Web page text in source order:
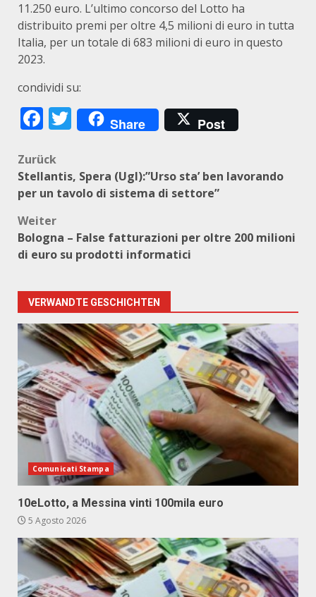
11.250 euro. L’ultimo concorso del Lotto ha
distribuito premi per oltre 4,5 milioni di euro in tutta
Italia, per un totale di 683 milioni di euro in questo
2023.
condividi su:
Facebook
Twitter
Share Post
Beitragsnavigation
Zurück
Stellantis, Spera (Ugl):”Urso sta’ ben lavorando
per un tavolo di sistema di settore”
Weiter
Bologna – False fatturazioni per oltre 200 milioni
di euro su prodotti informatici
VERWANDTE GESCHICHTEN
Comunicati Stampa
10eLotto, a Messina vinti 100mila euro
5 Agosto 2026